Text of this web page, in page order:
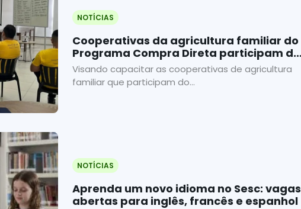
NOTÍCIAS
Cooperativas da agricultura familiar do
Programa Compra Direta participam de
capacitação em logística
Visando capacitar as cooperativas de agricultura
familiar que participam do...
NOTÍCIAS
Aprenda um novo idioma no Sesc: vagas
abertas para inglês, francês e espanhol